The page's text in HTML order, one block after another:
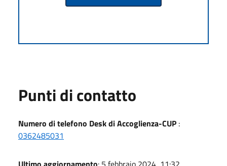
Punti di contatto
Numero di telefono Desk di Accoglienza-CUP :
0362485031